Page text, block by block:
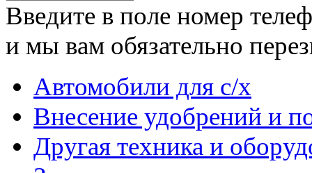
Введите в поле номер
и мы вам обязательно
Автомобили для с/х
Внесение удобрений и
Другая техника и